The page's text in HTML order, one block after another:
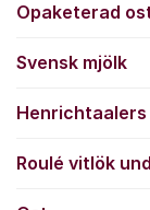
Opaketerad
Svensk mjölk
Henrichtaalers
Roulé vitlök